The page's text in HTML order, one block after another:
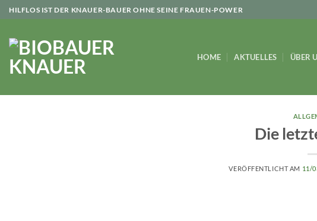
Zum
Inhalt
springen
HILFLOS IST DER KNAUER-BAUER OHNE SEINE FRAUEN-POWER
HOME AKTUELLES ÜBER
Die
VERÖFFENTLICHT AM 11/